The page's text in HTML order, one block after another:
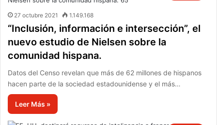
27 octubre 2021 1.149.168
“Inclusión, información e intersección”, el
nuevo estudio de Nielsen sobre la
comunidad hispana.
Datos del Censo revelan que más de 62 millones de hispanos
hacen parte de la sociedad estadounidense y el más…
Leer Más »